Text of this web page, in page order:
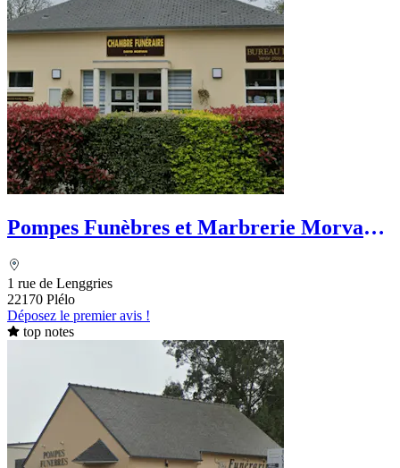
Pompes Funèbres et Marbrerie Morvan
1 rue de Lenggries
22170 Plélo
Déposez le premier avis !
top notes